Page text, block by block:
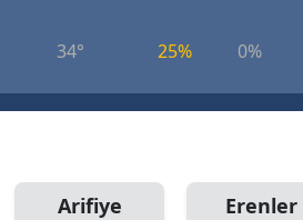
34° 25% 0%
Arifiye
Erenler